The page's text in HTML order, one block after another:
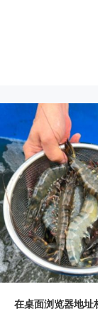
在桌面浏览器地址